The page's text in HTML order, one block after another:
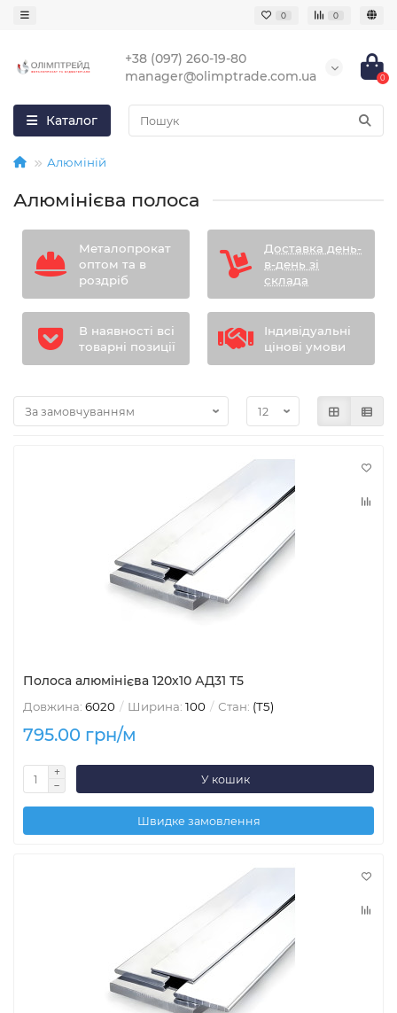
0 0
+38 (097) 260-19-80
manager@olimptrade.com.ua
0
Каталог
Алюміній
Алюмінієва полоса
Металопрокат
оптом та в
роздріб
Доставка день-
в-день зі
склада
В наявності всі
товарні позиції
Індивідуальні
цінові умови
Полоса алюмінієва 120х10 АД31 Т5
Довжина: 6020 Ширина: 100 Стан: (Т5)
795.00 грн/м
У кошик
Швидке замовлення